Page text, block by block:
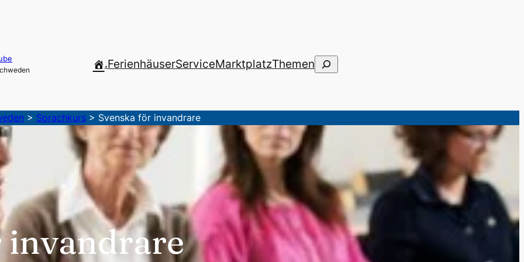
.FerienhäuserServiceMarktplatzThemenSuchen
> Sprachkurs> Svenska för invandrare
invandrare